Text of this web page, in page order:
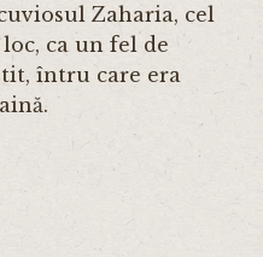
Zaharia, cel
ca un fel de
întru care era